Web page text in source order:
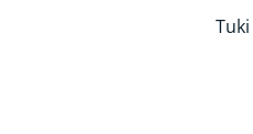
Tuki